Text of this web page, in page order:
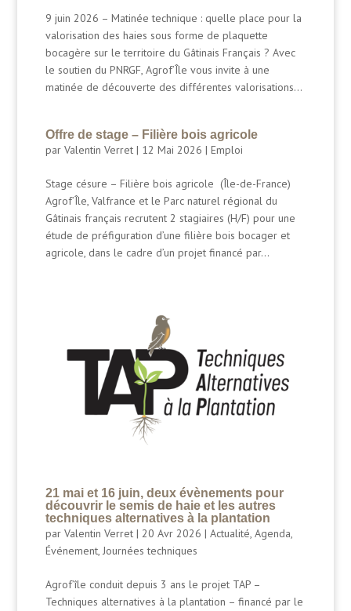
9 juin 2026 – Matinée technique : quelle place pour la
valorisation des haies sous forme de plaquette
bocagère sur le territoire du Gâtinais Français ? Avec
le soutien du PNRGF, Agrof’Île vous invite à une
matinée de découverte des différentes valorisations...
Offre de stage – Filière bois agricole
par Valentin Verret| 12 Mai 2026 | Emploi
Stage césure – Filière bois agricole (Île-de-France)
Agrof’Île, Valfrance et le Parc naturel régional du
Gâtinais français recrutent 2 stagiaires (H/F) pour une
étude de préfiguration d’une filière bois bocager et
agricole, dans le cadre d’un projet financé par...
21 mai et 16 juin, deux évènements pour
découvrir le semis de haie et les autres
techniques alternatives à la plantation
par Valentin Verret| 20 Avr 2026 | Actualité, Agenda,
Événement, Journées techniques
Agrof’île conduit depuis 3 ans le projet TAP –
Techniques alternatives à la plantation – financé par le